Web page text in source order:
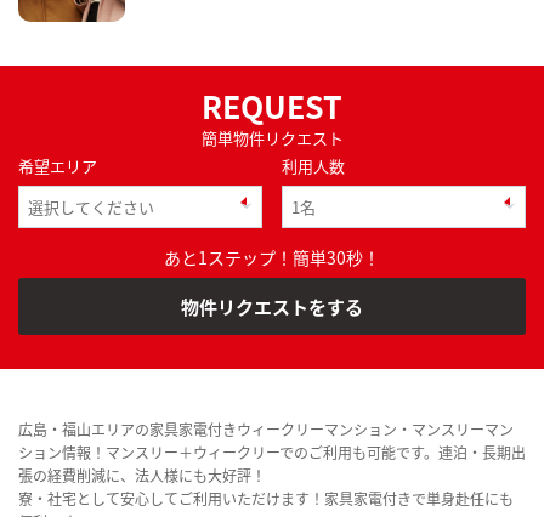
REQUEST
簡単物件リクエスト
希望エリア
利用人数
あと1ステップ！簡単30秒！
物件リクエストをする
広島・福山エリアの家具家電付きウィークリーマンション・マンスリーマン
ション情報！マンスリー＋ウィークリーでのご利用も可能です。連泊・長期出
張の経費削減に、法人様にも大好評！
寮・社宅として安心してご利用いただけます！家具家電付きで単身赴任にも